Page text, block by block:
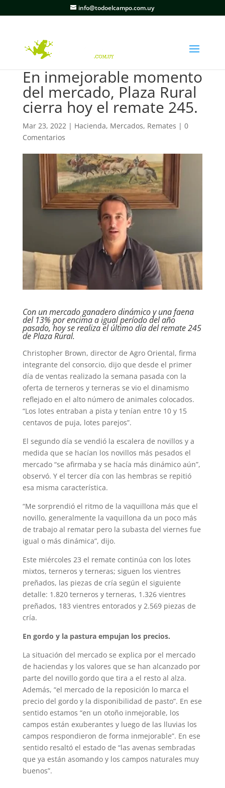
info@todoelcampo.com.uy
En inmejorable momento
del mercado, Plaza Rural
cierra hoy el remate 245.
Mar 23, 2022| Hacienda, Mercados, Remates | 0
Comentarios
Con un mercado ganadero dinámico y una faena
del 13% por encima a igual período del año
pasado, hoy se realiza el último día del remate 245
de Plaza Rural.
Christopher Brown, director de Agro Oriental, firma
integrante del consorcio, dijo que desde el primer
día de ventas realizado la semana pasada con la
oferta de terneros y terneras se vio el dinamismo
reflejado en el alto número de animales colocados.
“Los lotes entraban a pista y tenían entre 10 y 15
centavos de puja, lotes parejos”.
El segundo día se vendió la escalera de novillos y a
medida que se hacían los novillos más pesados el
mercado “se afirmaba y se hacía más dinámico aún”,
observó. Y el tercer día con las hembras se repitió
esa misma característica.
“Me sorprendió el ritmo de la vaquillona más que el
novillo, generalmente la vaquillona da un poco más
de trabajo al rematar pero la subasta del viernes fue
igual o más dinámica”, dijo.
Este miércoles 23 el remate continúa con los lotes
mixtos, terneros y terneras; siguen los vientres
preñados, las piezas de cría según el siguiente
detalle: 1.820 terneros y terneras, 1.326 vientres
preñados, 183 vientres entorados y 2.569 piezas de
cría.
En gordo y la pastura empujan los precios.
La situación del mercado se explica por el mercado
de haciendas y los valores que se han alcanzado por
parte del novillo gordo que tira a el resto al alza.
Además, “el mercado de la reposición lo marca el
precio del gordo y la disponibilidad de pasto”. En ese
sentido estamos “en un otoño inmejorable, los
campos están exuberantes y luego de las lluvias los
campos respondieron de forma inmejorable”. En ese
sentido resaltó el estado de “las avenas sembradas
que ya están asomando y los campos naturales muy
buenos”.